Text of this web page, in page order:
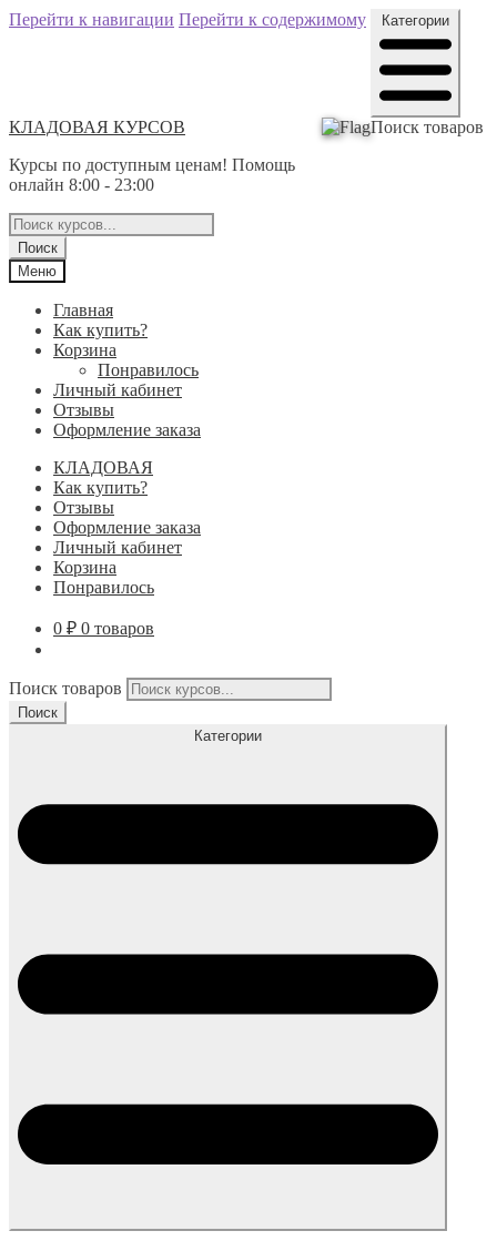
Перейти к навигации Перейти к содержимому
КЛАДОВАЯ КУРСОВ
Курсы по доступным ценам! Помощь
онлайн 8:00 - 23:00
Категории
Поиск товаров
Поиск
Меню
Главная
Как купить?
Корзина
Понравилось
Личный кабинет
Отзывы
Оформление заказа
КЛАДОВАЯ
Как купить?
Отзывы
Оформление заказа
Личный кабинет
Корзина
Понравилось
0 ₽ 0 товаров
Поиск товаров
Поиск
Категории